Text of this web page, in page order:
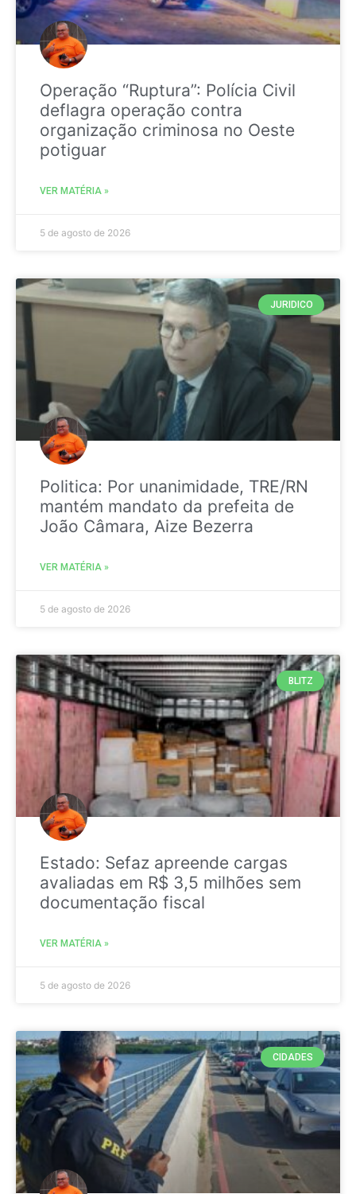
Operação “Ruptura”: Polícia Civil
deflagra operação contra
organização criminosa no Oeste
potiguar
VER MATÉRIA »
5 de agosto de 2026
JURIDICO
Politica: Por unanimidade, TRE/RN
mantém mandato da prefeita de
João Câmara, Aize Bezerra
VER MATÉRIA »
5 de agosto de 2026
BLITZ
Estado: Sefaz apreende cargas
avaliadas em R$ 3,5 milhões sem
documentação fiscal
VER MATÉRIA »
5 de agosto de 2026
CIDADES